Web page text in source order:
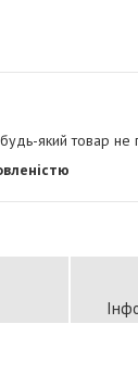
який товар не